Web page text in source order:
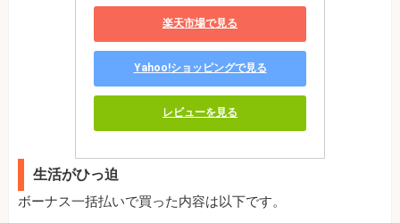
楽天市場で見る
Yahoo!ショッピングで見る
レビューを見る
生活がひっ迫
ボーナス一括払いで買った内容は以下です。